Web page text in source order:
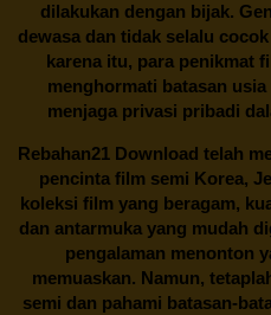
dilakukan dengan bijak.
dewasa dan tidak selalu
karena itu, para penikmat
menghormati batasan
menjaga privasi pribadi
Rebahan21Download telah
pencinta film semi Korea,
koleksi film yang beragam,
dan antarmuka yang mudah
pengalaman menonton
memuaskan. Namun,
semi dan pahami batasan-